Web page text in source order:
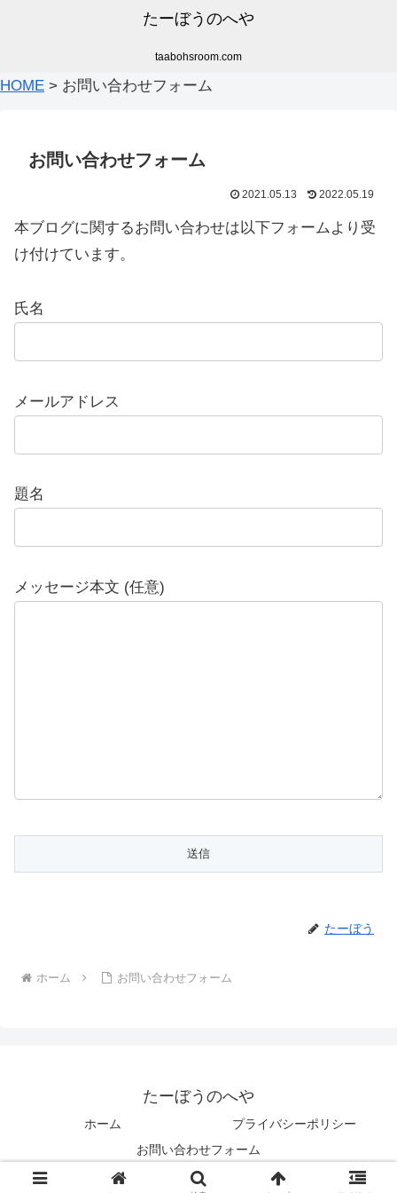
たーぼうのへや
taabohsroom.com
HOME > お問い合わせフォーム
お問い合わせフォーム
2021.05.13 2022.05.19
本ブログに関するお問い合わせは以下フォームより受
け付けています。
氏名
メールアドレス
題名
メッセージ本文 (任意)
たーぼう
ホーム お問い合わせフォーム
たーぼうのへや
ホーム
プライバシーポリシー
お問い合わせフォーム
© 2021-2026 たーぼうのへや.